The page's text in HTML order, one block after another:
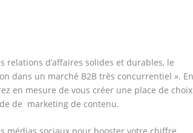
relations d’affaires solides et durables, le
dans un marché B2B très concurrentiel ».
en mesure de vous créer une place de choix
de marketing de contenu.